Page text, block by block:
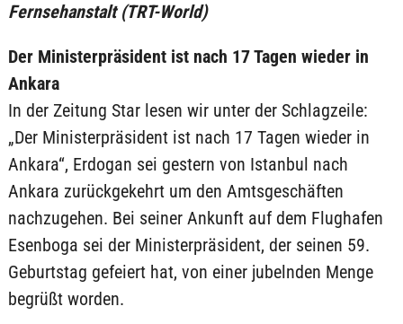
Fernsehanstalt (TRT-World)
Der Ministerpräsident ist nach 17 Tagen wieder in
Ankara
In der Zeitung Star lesen wir unter der Schlagzeile:
„Der Ministerpräsident ist nach 17 Tagen wieder in
Ankara“, Erdogan sei gestern von Istanbul nach
Ankara zurückgekehrt um den Amtsgeschäften
nachzugehen. Bei seiner Ankunft auf dem Flughafen
Esenboga sei der Ministerpräsident, der seinen 59.
Geburtstag gefeiert hat, von einer jubelnden Menge
begrüßt worden.